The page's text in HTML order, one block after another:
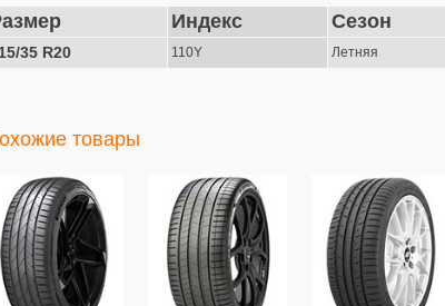
Индекс Сезон
35 R20 110Y Летняя
товары